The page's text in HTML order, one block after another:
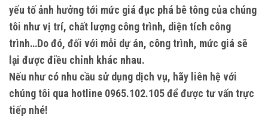
yếu tố ảnh hưởng tới mức giá đục phá bê tông của chúng
tôi như vị trí, chất lượng công trình, diện tích công
trình…Do đó, đối với mỗi dự án, công trình, mức giá sẽ
lại được điều chỉnh khác nhau.
Nếu như có nhu cầu sử dụng dịch vụ, hãy liên hệ với
chúng tôi qua hotline 0965.102.105 để được tư vấn trực
tiếp nhé!